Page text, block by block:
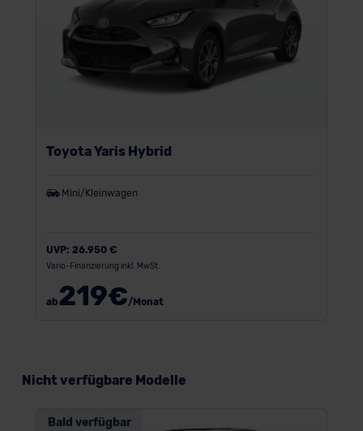
Toyota Yaris Hybrid
Mini/Kleinwagen
UVP: 26.950 €
Vario-Finanzierung inkl. MwSt.
ab219€/Monat
Nicht verfügbare Modelle
Bald verfügbar